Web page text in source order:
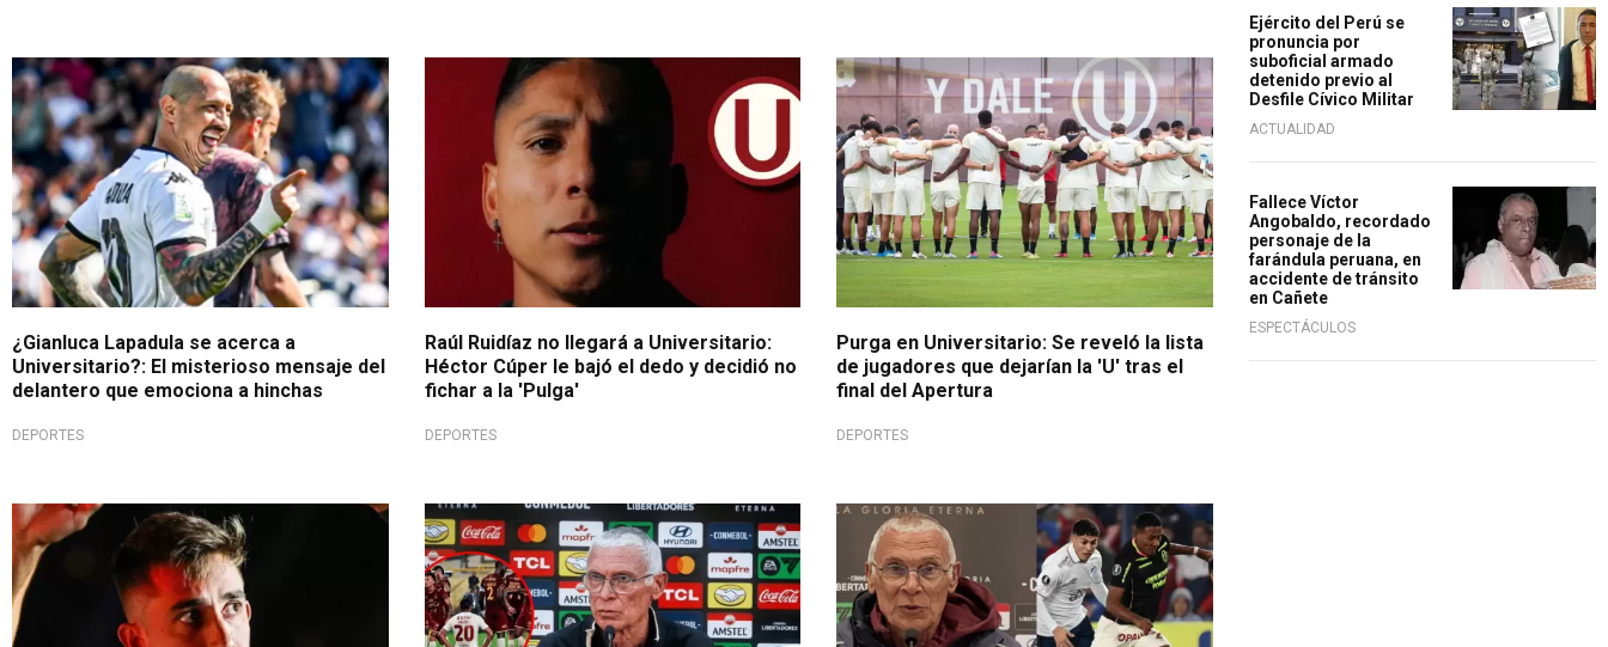
Sorpresiva publicación
¿Gianluca Lapadula se acerca a
Universitario?: El misterioso mensaje del
delantero que emociona a hinchas
DEPORTES
Tema cerrado
Raúl Ruidíaz no llegará a Universitario:
Héctor Cúper le bajó el dedo y decidió no
fichar a la 'Pulga'
DEPORTES
Está decidido
Purga en Universitario: Se reveló la lista
de jugadores que dejarían la 'U' tras el
final del Apertura
DEPORTES
¿Está decidido? En conferencia de prensa No está conforme
Ejército del Perú se
pronuncia por
suboficial armado
detenido previo al
Desfile Cívico Militar
ACTUALIDAD
Fallece Víctor
Angobaldo, recordado
personaje de la
farándula peruana, en
accidente de tránsito
en Cañete
ESPECTÁCULOS